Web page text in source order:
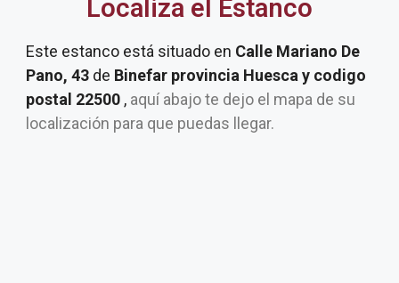
Localiza el Estanco
Este estanco está situado en Calle Mariano De
Pano, 43 de Binefar provincia Huesca y codigo
postal 22500 , aquí abajo te dejo el mapa de su
localización para que puedas llegar.